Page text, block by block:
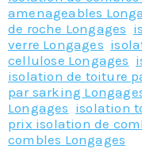
amenageables
de roche Longages
verre Longages
cellulose Longages
isolation de toiture
par sarking
Longages isolation
prix isolation de
combles Longages